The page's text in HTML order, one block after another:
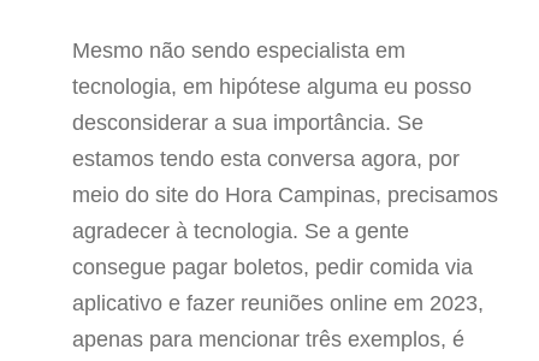
Mesmo não sendo especialista em
tecnologia, em hipótese alguma eu posso
desconsiderar a sua importância. Se
estamos tendo esta conversa agora, por
meio do site do Hora Campinas, precisamos
agradecer à tecnologia. Se a gente
consegue pagar boletos, pedir comida via
aplicativo e fazer reuniões online em 2023,
apenas para mencionar três exemplos, é